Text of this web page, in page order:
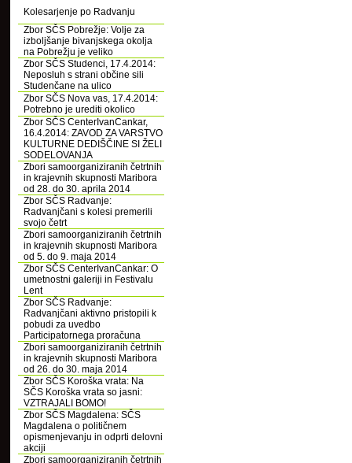
Kolesarjenje po Radvanju
Zbor SČS Pobrežje: Volje za
izboljšanje bivanjskega okolja
na Pobrežju je veliko
Zbor SČS Studenci, 17.4.2014:
Neposluh s strani občine sili
Studenčane na ulico
Zbor SČS Nova vas, 17.4.2014:
Potrebno je urediti okolico
Zbor SČS CenterIvanCankar,
16.4.2014: ZAVOD ZA VARSTVO
KULTURNE DEDIŠČINE SI ŽELI
SODELOVANJA
Zbori samoorganiziranih četrtnih
in krajevnih skupnosti Maribora
od 28. do 30. aprila 2014
Zbor SČS Radvanje:
Radvanjčani s kolesi premerili
svojo četrt
Zbori samoorganiziranih četrtnih
in krajevnih skupnosti Maribora
od 5. do 9. maja 2014
Zbor SČS CenterIvanCankar: O
umetnostni galeriji in Festivalu
Lent
Zbor SČS Radvanje:
Radvanjčani aktivno pristopili k
pobudi za uvedbo
Participatornega proračuna
Zbori samoorganiziranih četrtnih
in krajevnih skupnosti Maribora
od 26. do 30. maja 2014
Zbor SČS Koroška vrata: Na
SČS Koroška vrata so jasni:
VZTRAJALI BOMO!
Zbor SČS Magdalena: SČS
Magdalena o političnem
opismenjevanju in odprti delovni
akciji
Zbori samoorganiziranih četrtnih